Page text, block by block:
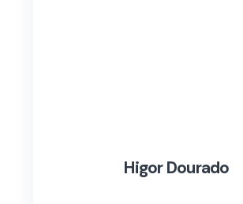
Higor Dourado